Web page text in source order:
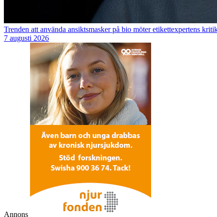
Trenden att använda ansiktsmasker på bio möter etikettexpertens
7 augusti 2026
Annons